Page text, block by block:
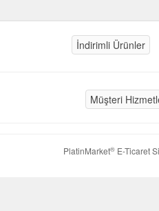
İndirimli Ürünler
Müşteri
PlatinMarket®E-Ticaret